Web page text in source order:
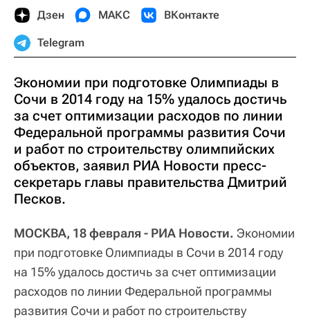
Дзен МАКС ВКонтакте
Telegram
Экономии при подготовке Олимпиады в
Сочи в 2014 году на 15% удалось достичь
за счет оптимизации расходов по линии
Федеральной программы развития Сочи
и работ по строительству олимпийских
объектов, заявил РИА Новости пресс-
секретарь главы правительства Дмитрий
Песков.
МОСКВА, 18 февраля - РИА Новости. Экономии
при подготовке Олимпиады в Сочи в 2014 году
на 15% удалось достичь за счет оптимизации
расходов по линии Федеральной программы
развития Сочи и работ по строительству